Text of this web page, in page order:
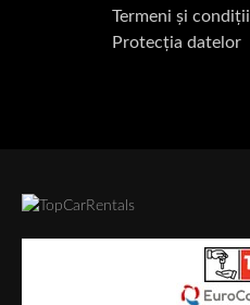
Termeni și condiții
Protecția datelor